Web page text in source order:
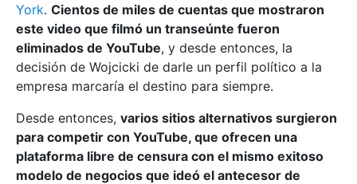
York. Cientos de miles de cuentas que mostraron
este video que filmó un transeúnte fueron
eliminados de YouTube, y desde entonces, la
decisión de Wojcicki de darle un perfil político a la
empresa marcaría el destino para siempre.
Desde entonces, varios sitios alternativos surgieron
para competir con YouTube, que ofrecen una
plataforma libre de censura con el mismo exitoso
modelo de negocios que ideó el antecesor de